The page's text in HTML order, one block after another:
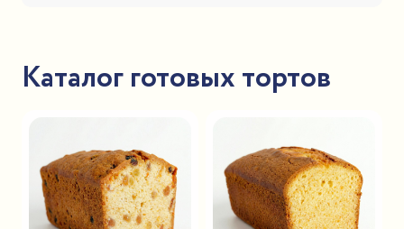
Каталог готовых тортов